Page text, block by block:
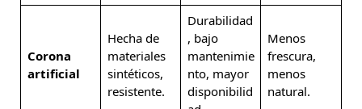
Corona
artificial
Hecha de
materiales
sintéticos,
resistente.
Durabilidad
, bajo
mantenimie
nto, mayor
disponibilid
Menos
frescura,
menos
natural.